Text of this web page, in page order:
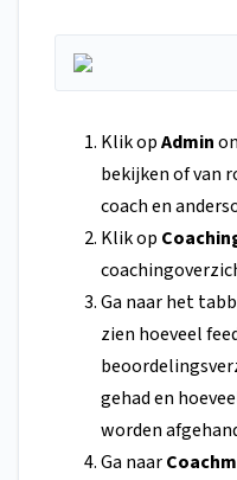
Klik opAdmin
bekijken of van
coach en
Klik op
Ga naar het
zien hoeveel
gehad en
worden
Ga naar